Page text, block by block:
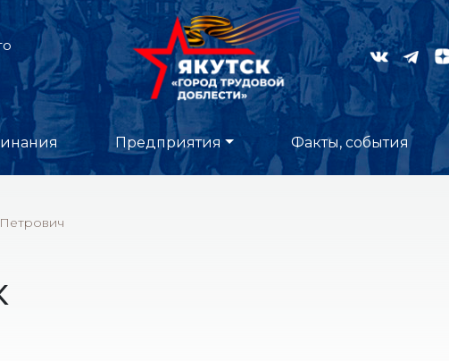
Предприятия Факты, события